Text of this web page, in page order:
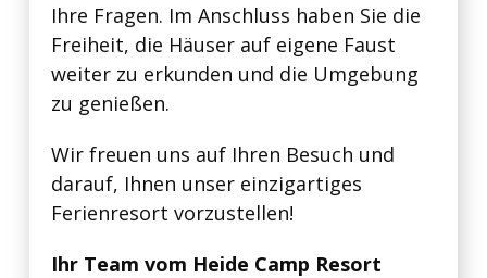
Ihre Fragen. Im Anschluss haben Sie die
Freiheit, die Häuser auf eigene Faust
weiter zu erkunden und die Umgebung
zu genießen.
Wir freuen uns auf Ihren Besuch und
darauf, Ihnen unser einzigartiges
Ferienresort vorzustellen!
Ihr Team vom Heide Camp Resort